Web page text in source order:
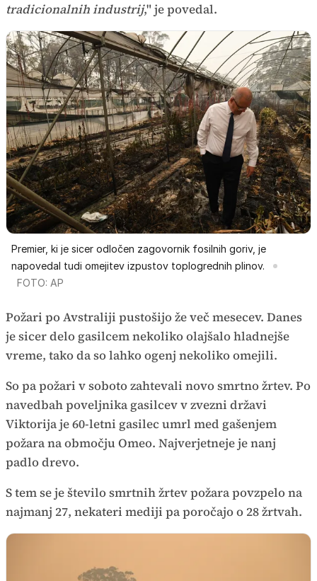
tradicionalnih industrij," je povedal.
Premier, ki je sicer odločen zagovornik fosilnih goriv, je
napovedal tudi omejitev izpustov toplogrednih plinov.
FOTO: AP
Požari po Avstraliji pustošijo že več mesecev. Danes
je sicer delo gasilcem nekoliko olajšalo hladnejše
vreme, tako da so lahko ogenj nekoliko omejili.
So pa požari v soboto zahtevali novo smrtno žrtev. Po
navedbah poveljnika gasilcev v zvezni državi
Viktorija je 60-letni gasilec umrl med gašenjem
požara na območju Omeo. Najverjetneje je nanj
padlo drevo.
S tem se je število smrtnih žrtev požara povzpelo na
najmanj 27, nekateri mediji pa poročajo o 28 žrtvah.